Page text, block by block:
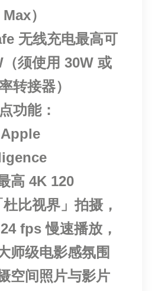
）
无线充电最高可
须使用 30W 或
转接器）
功能：
高 4K 120
比视界」拍摄，
fps 慢速播放，
师级电影感氛围
空间照片与影片